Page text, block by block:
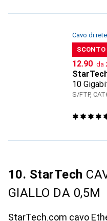
Cavo di rete
CHF
12.90 da
10
Patch
S/FTP,
10. StarTech
GIALLO DA 0,5M
StarTech.com cavo